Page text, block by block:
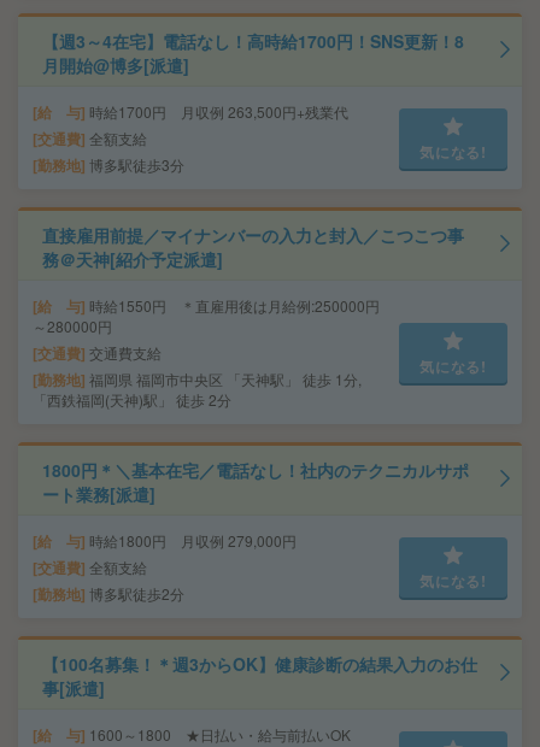
【週3～4在宅】電話なし！高時給1700円！SNS更新！8
月開始@博多[派遣]
給 与 時給1700円 月収例 263,500円+残業代
交通費 全額支給
勤務地 博多駅徒歩3分
気になる!
直接雇用前提／マイナンバーの入力と封入／こつこつ事
務＠天神[紹介予定派遣]
給 与 時給1550円 ＊直雇用後は月給例:250000円
～280000円
交通費 交通費支給
勤務地 福岡県 福岡市中央区 「天神駅」 徒歩 1分,
「西鉄福岡(天神)駅」 徒歩 2分
気になる!
1800円＊＼基本在宅／電話なし！社内のテクニカルサポ
ート業務[派遣]
給 与 時給1800円 月収例 279,000円
交通費 全額支給
勤務地 博多駅徒歩2分
気になる!
【100名募集！＊週3からOK】健康診断の結果入力のお仕
事[派遣]
給 与 1600～1800 ★日払い・給与前払いOK